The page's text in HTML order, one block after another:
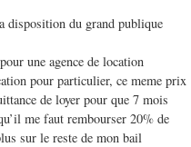
disposition du grand publique
une agence de location
pour particulier, ce meme prix
de loyer pour que 7 mois
me faut rembourser 20% de
sur le reste de mon bail